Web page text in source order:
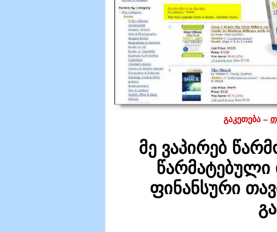
გაკეთება –
მე ვაპირებ
წარმატებული
ფინანსური